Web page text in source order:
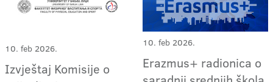
10. feb 2026.
Izvještaj Komisije o
10. feb 2026.
Erazmus+ radionica o